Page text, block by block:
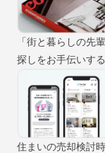
「街と暮らしの先
探しをお手伝いす
住まいの売却検討